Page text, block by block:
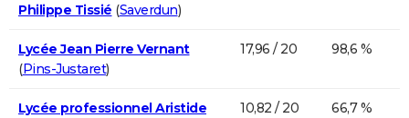
Philippe Tissié (Saverdun)
Lycée Jean Pierre Vernant
(Pins-Justaret)
17,96 / 20 98,6 %
Lycée professionnel Aristide
10,82 / 20 66,7 %